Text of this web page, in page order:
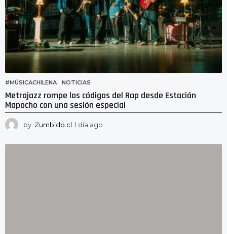
#MÚSICACHILENA ,NOTICIAS
Metrajazz rompe los códigos del Rap desde Estación
Mapocho con una sesión especial
by Zumbido.cl 1 día ago
í